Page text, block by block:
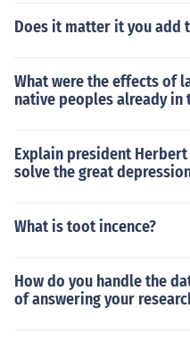
Does it matter it you add
What were the effects of
native peoples already in
Explain president
solve the great
What is toot incence?
How do you handle the
of answering your